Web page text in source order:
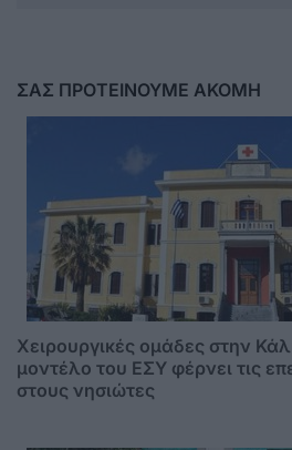
ΣΑΣ ΠΡΟΤΕΙΝΟΥΜΕ ΑΚΟΜΗ
Χειρουργικές ομάδες στην
μοντέλο του ΕΣΥ φέρνει τις
στους νησιώτες